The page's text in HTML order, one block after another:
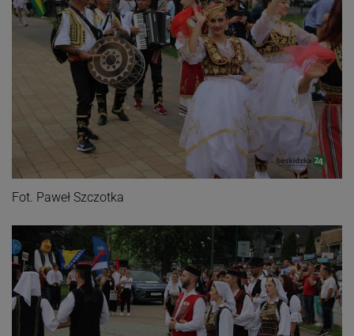
Fot. Paweł Szczotka